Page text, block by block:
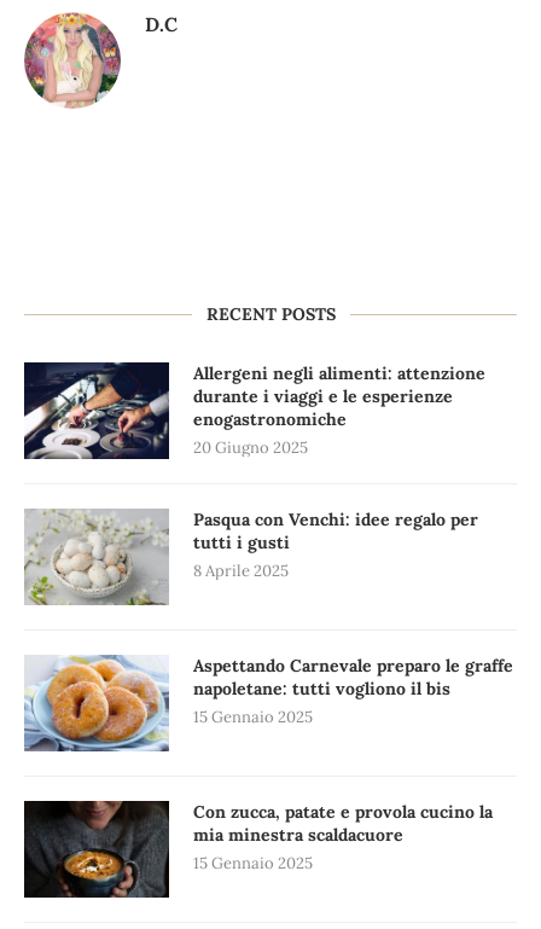
D.C
RECENT POSTS
Allergeni negli alimenti: attenzione
durante i viaggi e le esperienze
enogastronomiche
20 Giugno 2025
Pasqua con Venchi: idee regalo per
tutti i gusti
8 Aprile 2025
Aspettando Carnevale preparo le graffe
napoletane: tutti vogliono il bis
15 Gennaio 2025
Con zucca, patate e provola cucino la
mia minestra scaldacuore
15 Gennaio 2025